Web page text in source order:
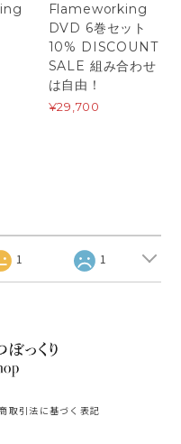
Flameworking
DVD 6巻セット
10% DISCOUNT
SALE 組み合わせ
は自由！
¥29,700
1 1
取引法に基づく表記